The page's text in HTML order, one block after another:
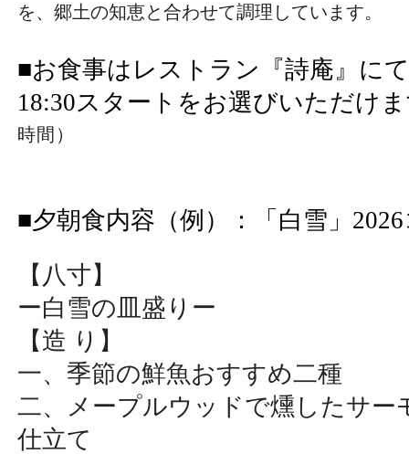
を、郷土の知恵と合わせて調理しています。
■お食事はレストラン『詩庵』に
18:30スタートをお選びいただけ
時間）
■夕朝食内容（例） ：
「白雪」
【八寸】
ー白雪の皿盛りー
【造 り】
一、季節の鮮魚おすすめ二種
二、メープルウッドで燻したサー
仕立て